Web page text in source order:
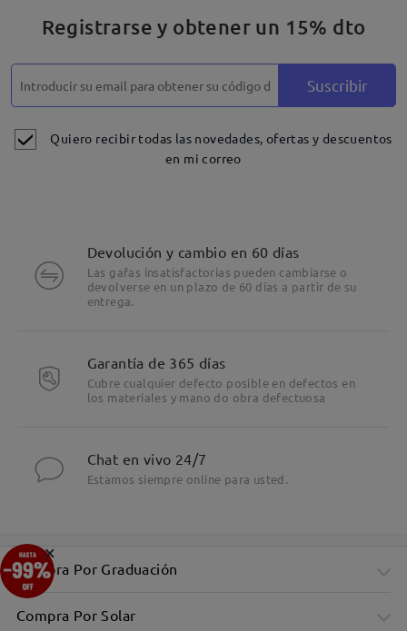
Registrarse y obtener un 15% dto
Suscribir
Quiero recibir todas las novedades, ofertas y descuentos
en mi correo
Devolución y cambio en 60 días
Las gafas insatisfactorias pueden cambiarse o
devolverse en un plazo de 60 días a partir de su
entrega.
Garantía de 365 días
Cubre cualquier defecto posible en defectos en
los materiales y mano do obra defectuosa
Chat en vivo 24/7
Estamos siempre online para usted.
Compra Por Graduación
Compra Por Solar
×